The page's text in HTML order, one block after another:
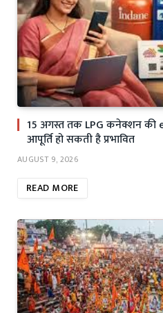
15 अगस्त तक LPG कनेक्शन की
आपूर्ति हो सकती है प्रभावित
AUGUST 9, 2026
READ MORE